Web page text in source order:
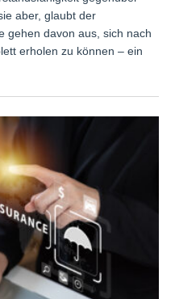
aber, glaubt der
gehen davon aus, sich nach
erholen zu können – ein